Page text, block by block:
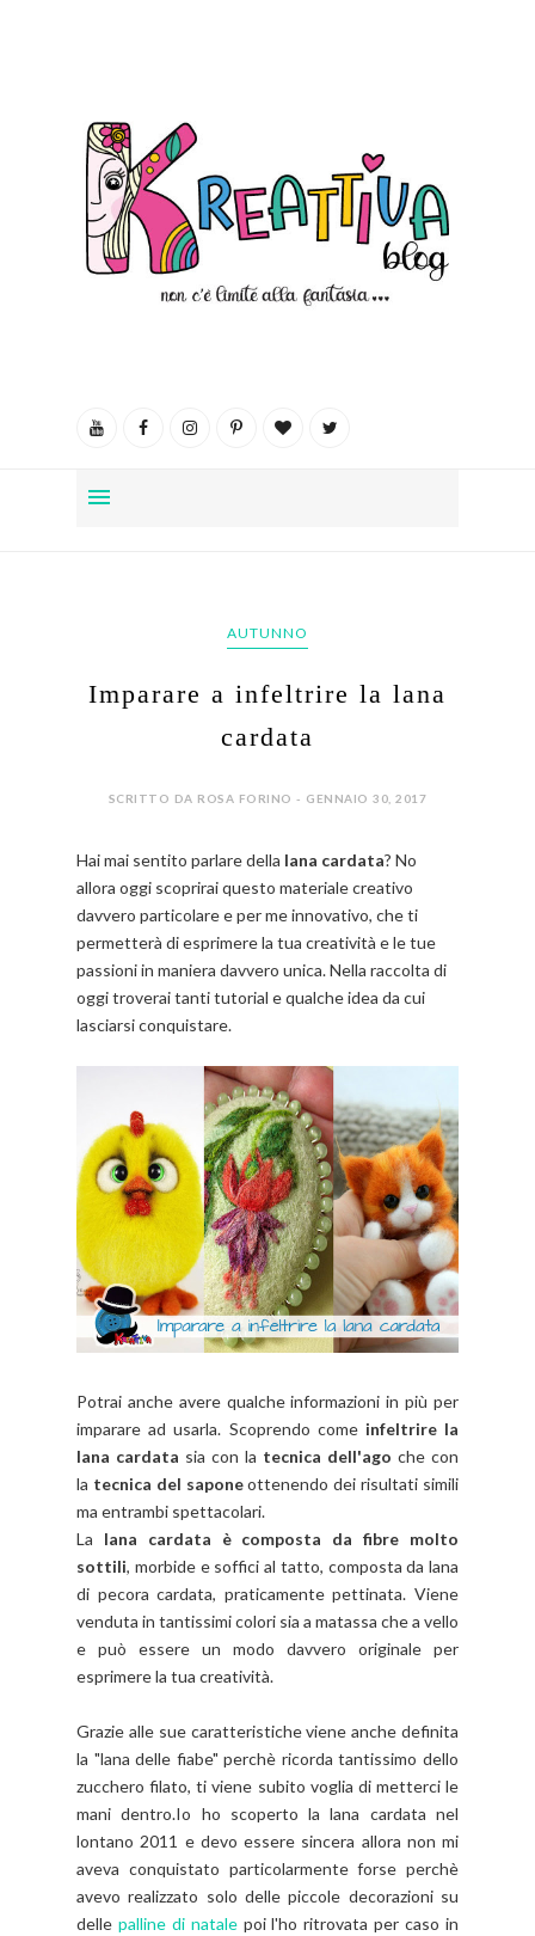
AUTUNNO
Imparare a infeltrire la lana
cardata
SCRITTO DA ROSA FORINO - GENNAIO 30, 2017
Hai mai sentito parlare della lana cardata? No
allora oggi scoprirai questo materiale creativo
davvero particolare e per me innovativo, che ti
permetterà di esprimere la tua creatività e le tue
passioni in maniera davvero unica. Nella raccolta di
oggi troverai tanti tutorial e qualche idea da cui
lasciarsi conquistare.
Potrai anche avere qualche informazioni in più per
imparare ad usarla. Scoprendo come infeltrire la
lana cardata sia con la tecnica dell'ago che con
la tecnica del saponeottenendo dei risultati simili
ma entrambi spettacolari.
La lana cardata è composta da fibre molto
sottili, morbide e soffici al tatto, composta da lana
di pecora cardata, praticamente pettinata. Viene
venduta in tantissimi colori sia a matassa che a vello
e può essere un modo davvero originale per
esprimere la tua creatività.
Grazie alle sue caratteristiche viene anche definita
la "lana delle fiabe" perchè ricorda tantissimo dello
zucchero filato, ti viene subito voglia di metterci le
mani dentro.Io ho scoperto la lana cardata nel
lontano 2011 e devo essere sincera allora non mi
aveva conquistato particolarmente forse perchè
avevo realizzato solo delle piccole decorazioni su
delle palline di natalepoi l'ho ritrovata per caso in